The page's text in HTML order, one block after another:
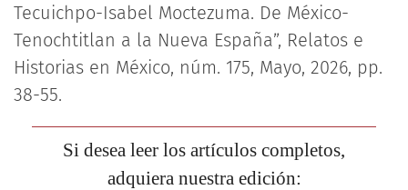
Tecuichpo-Isabel Moctezuma. De México-
Tenochtitlan a la Nueva España”, Relatos e
Historias en México, núm. 175, Mayo, 2026, pp.
38-55.
Si desea leer los artículos completos,
adquiera nuestra edición: